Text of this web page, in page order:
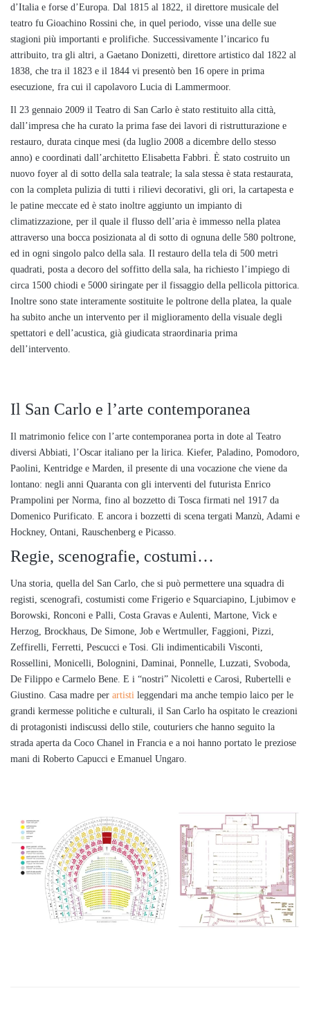
d’Italia e forse d’Europa. Dal 1815 al 1822, il direttore musicale del
teatro fu Gioachino Rossini che, in quel periodo, visse una delle sue
stagioni più importanti e prolifiche. Successivamente l’incarico fu
attribuito, tra gli altri, a Gaetano Donizetti, direttore artistico dal 1822 al
1838, che tra il 1823 e il 1844 vi presentò ben 16 opere in prima
esecuzione, fra cui il capolavoro Lucia di Lammermoor.
Il 23 gennaio 2009 il Teatro di San Carlo è stato restituito alla città,
dall’impresa che ha curato la prima fase dei lavori di ristrutturazione e
restauro, durata cinque mesi (da luglio 2008 a dicembre dello stesso
anno) e coordinati dall’architetto Elisabetta Fabbri. È stato costruito un
nuovo foyer al di sotto della sala teatrale; la sala stessa è stata restaurata,
con la completa pulizia di tutti i rilievi decorativi, gli ori, la cartapesta e
le patine meccate ed è stato inoltre aggiunto un impianto di
climatizzazione, per il quale il flusso dell’aria è immesso nella platea
attraverso una bocca posizionata al di sotto di ognuna delle 580 poltrone,
ed in ogni singolo palco della sala. Il restauro della tela di 500 metri
quadrati, posta a decoro del soffitto della sala, ha richiesto l’impiego di
circa 1500 chiodi e 5000 siringate per il fissaggio della pellicola pittorica.
Inoltre sono state interamente sostituite le poltrone della platea, la quale
ha subito anche un intervento per il miglioramento della visuale degli
spettatori e dell’acustica, già giudicata straordinaria prima
dell’intervento.
Il San Carlo e l’arte contemporanea
Il matrimonio felice con l’arte contemporanea porta in dote al Teatro
diversi Abbiati, l’Oscar italiano per la lirica. Kiefer, Paladino, Pomodoro,
Paolini, Kentridge e Marden, il presente di una vocazione che viene da
lontano: negli anni Quaranta con gli interventi del futurista Enrico
Prampolini per Norma, fino al bozzetto di Tosca firmati nel 1917 da
Domenico Purificato. E ancora i bozzetti di scena tergati Manzù, Adami e
Hockney, Ontani, Rauschenberg e Picasso.
Regie, scenografie, costumi…
Una storia, quella del San Carlo, che si può permettere una squadra di
registi, scenografi, costumisti come Frigerio e Squarciapino, Ljubimov e
Borowski, Ronconi e Palli, Costa Gravas e Aulenti, Martone, Vick e
Herzog, Brockhaus, De Simone, Job e Wertmuller, Faggioni, Pizzi,
Zeffirelli, Ferretti, Pescucci e Tosi. Gli indimenticabili Visconti,
Rossellini, Monicelli, Bolognini, Daminai, Ponnelle, Luzzati, Svoboda,
De Filippo e Carmelo Bene. E i “nostri” Nicoletti e Carosi, Rubertelli e
Giustino. Casa madre per artisti leggendari ma anche tempio laico per le
grandi kermesse politiche e culturali, il San Carlo ha ospitato le creazioni
di protagonisti indiscussi dello stile, couturiers che hanno seguito la
strada aperta da Coco Chanel in Francia e a noi hanno portato le preziose
mani di Roberto Capucci e Emanuel Ungaro.